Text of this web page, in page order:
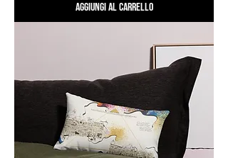
Aggiungi al carrello